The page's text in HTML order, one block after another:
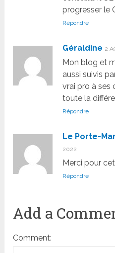
progresser le
Répondre
Géraldine 2
Mon blog et
aussi suivis
vrai pro à ses
toute la
Répondre
Le Porte-
2022
Merci pour
Répondre
Add a
Comment: